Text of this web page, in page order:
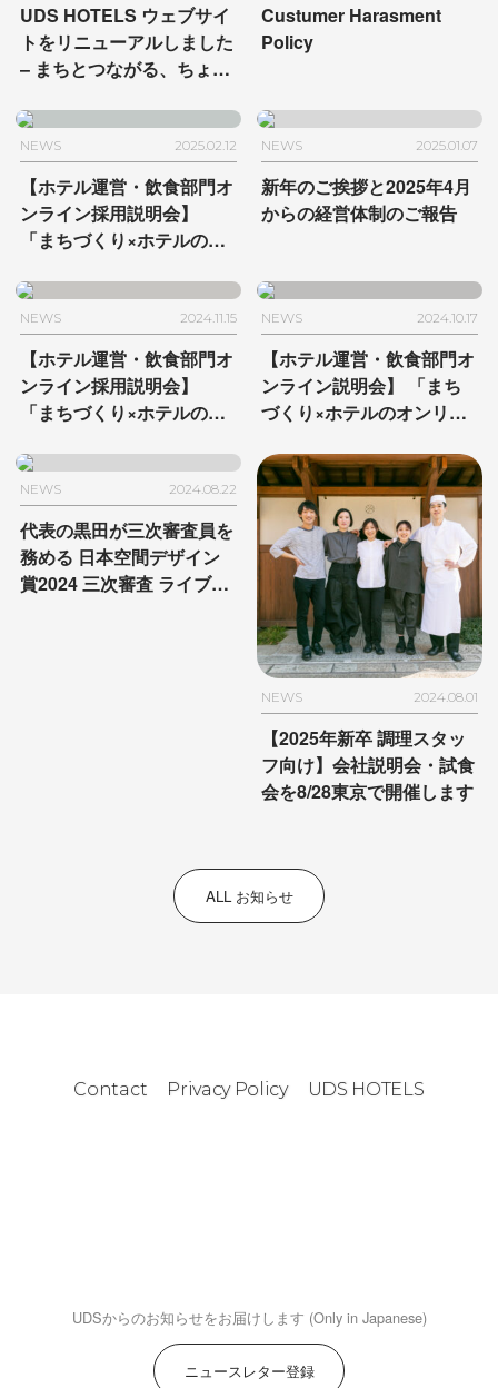
UDS HOTELS ウェブサイ
トをリニューアルしました
– まちとつながる、ちょう
Custumer Harasment
Policy
NEWS 2025.02.12
【ホテル運営・飲食部門オ
ンライン採用説明会】
「まちづくり×ホテルのオ
HAMACHO HOTEL編〜」
を2/20に開催
NEWS 2025.01.07
新年のご挨拶と2025年4月
からの経営体制のご報告
NEWS 2024.11.15
【ホテル運営・飲食部門オ
ンライン採用説明会】
「まちづくり×ホテルのオ
別邸 代田編〜」を11/18に
開催
NEWS 2024.10.17
【ホテル運営・飲食部門オ
ンライン説明会】
「まち
づくり×ホテルのオンリー
HOTEL GINZA編〜」を
10/22に開催
NEWS 2024.08.22
代表の黒田が三次審査員を
務める 日本空間デザイン
賞2024三次審査 ライブ配
NEWS 2024.08.01
【2025年新卒 調理スタッ
フ向け】会社説明会・試食
会を8/28東京で開催します
ALL お知らせ
Contact Privacy Policy UDS HOTELS
UDSからのお知らせをお届けします (Only in Japanese)
ニュースレター登録